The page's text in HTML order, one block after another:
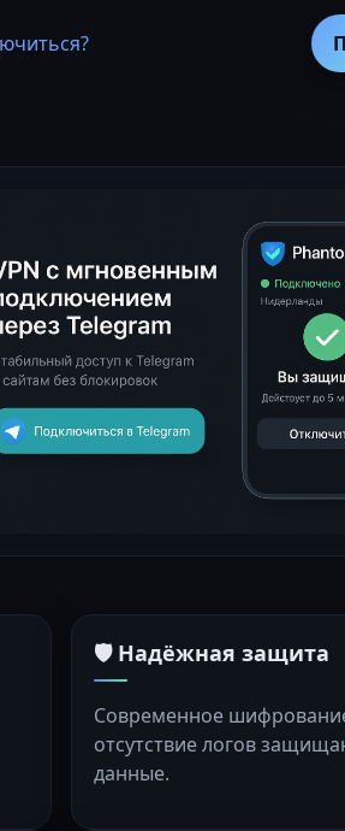
🛡️ Надёжная защита
Современное
отсутствие логов
данные.